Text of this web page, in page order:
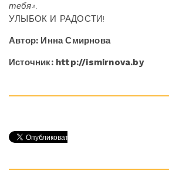
тебя».
УЛЫБОК И РАДОСТИ!
Автор: Инна Смирнова
Источник: http://ismirnova.by